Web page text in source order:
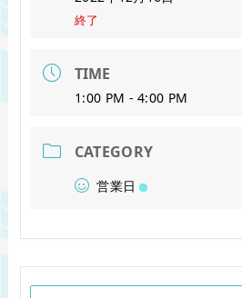
終了
TIME
1:00 PM - 4:00 PM
CATEGORY
営業日